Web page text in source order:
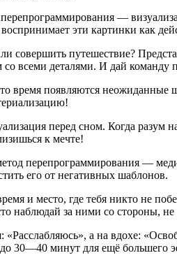
—
эти картинки как
совершить путешествие?
всеми деталями. И дай команду
то время появляются
перед сном. Когда разум
к мечте!
перепрограммирования —
его от негативных шаблонов.
и место, где тебя никто не
наблюдай за ними со стороны, не
«Расслабляюсь», а на вдохе:
30—40 минут для ещё большего